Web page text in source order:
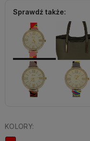
Sprawdź także:
KOLORY: